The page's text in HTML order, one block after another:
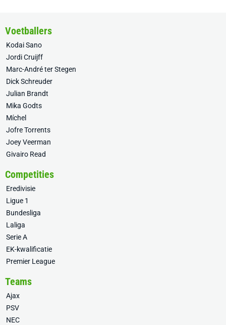
Voetballers
Kodai Sano
Jordi Cruijff
Marc-André ter Stegen
Dick Schreuder
Julian Brandt
Mika Godts
Míchel
Jofre Torrents
Joey Veerman
Givairo Read
Competities
Eredivisie
Ligue 1
Bundesliga
Laliga
Serie A
EK-kwalificatie
Premier League
Teams
Ajax
PSV
NEC